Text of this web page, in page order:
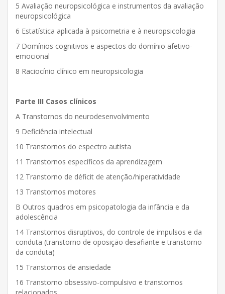
5 Avaliação neuropsicológica e instrumentos da avaliação
neuropsicológica
6 Estatística aplicada à psicometria e à neuropsicologia
7 Domínios cognitivos e aspectos do domínio afetivo-
emocional
8 Raciocínio clínico em neuropsicologia
Parte III Casos clínicos
A Transtornos do neurodesenvolvimento
9 Deficiência intelectual
10 Transtornos do espectro autista
11 Transtornos específicos da aprendizagem
12 Transtorno de déficit de atenção/hiperatividade
13 Transtornos motores
B Outros quadros em psicopatologia da infância e da
adolescência
14 Transtornos disruptivos, do controle de impulsos e da
conduta (transtorno de oposição desafiante e transtorno
da conduta)
15 Transtornos de ansiedade
16 Transtorno obsessivo-compulsivo e transtornos